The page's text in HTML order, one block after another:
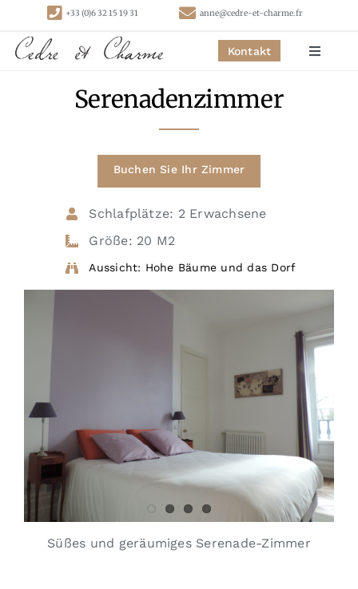
content
+33 (0)6 32 15 19 31 anne@cedre-et-charme.fr
Kontakt
Toggle
Startseite
Aktivitäten
Serenadenzimmer
Buchen Sie Ihr Zimmer
Schlafplätze: 2 Erwachsene
Größe: 20 M2
Aussicht: Hohe Bäume und das Dorf
Süßes und geräumiges Serenade-Zimmer